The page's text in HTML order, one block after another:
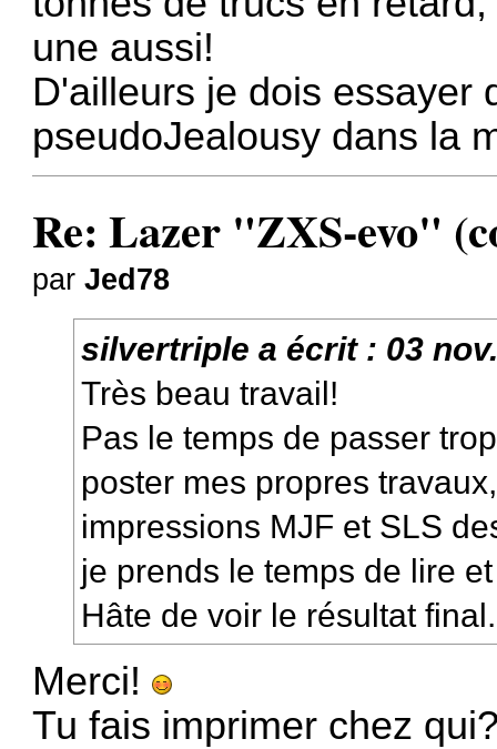
une aussi!
D'ailleurs je dois essayer
pseudoJealousy dans la
Re: Lazer "ZXS-evo"
parJed78
silvertriple a écrit : 03
Très beau travail!
Pas le temps de passer
poster mes propres
impressions MJF et SLS
je prends le temps de lire
Hâte de voir le résultat
Merci!
Tu fais imprimer chez